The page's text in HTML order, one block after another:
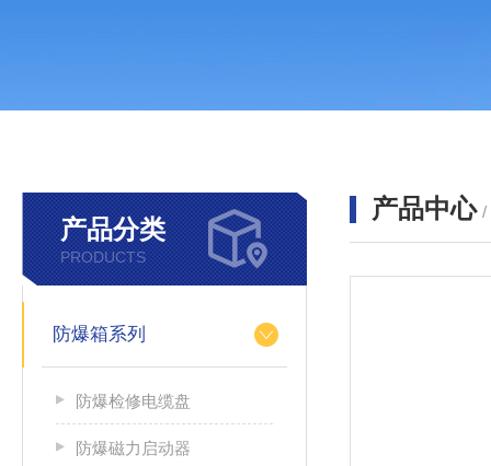
产品分类
PRODUCTS
防爆箱系列
防爆检修电缆盘
防爆磁力启动器
产品中心 /